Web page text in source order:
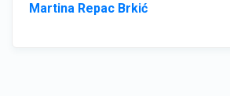
Martina Repac Brkić